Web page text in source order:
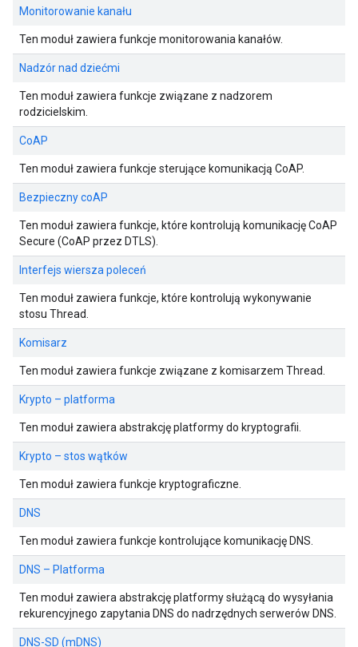
Monitorowanie kanału
Ten moduł zawiera funkcje monitorowania kanałów.
Nadzór nad dziećmi
Ten moduł zawiera funkcje związane z nadzorem
rodzicielskim.
CoAP
Ten moduł zawiera funkcje sterujące komunikacją CoAP.
Bezpieczny coAP
Ten moduł zawiera funkcje, które kontrolują komunikację CoAP
Secure (CoAP przez DTLS).
Interfejs wiersza poleceń
Ten moduł zawiera funkcje, które kontrolują wykonywanie
stosu Thread.
Komisarz
Ten moduł zawiera funkcje związane z komisarzem Thread.
Krypto – platforma
Ten moduł zawiera abstrakcję platformy do kryptografii.
Krypto – stos wątków
Ten moduł zawiera funkcje kryptograficzne.
DNS
Ten moduł zawiera funkcje kontrolujące komunikację DNS.
DNS – Platforma
Ten moduł zawiera abstrakcję platformy służącą do wysyłania
rekurencyjnego zapytania DNS do nadrzędnych serwerów DNS.
DNS-SD (mDNS)